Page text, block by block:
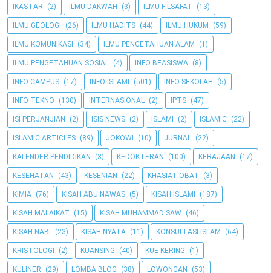
IKASTAR (2) ILMU DAKWAH (3) ILMU FILSAFAT (13)
ILMU GEOLOGI (26) ILMU HADITS (44) ILMU HUKUM (59)
ILMU KOMUNIKASI (34) ILMU PENGETAHUAN ALAM (1)
ILMU PENGETAHUAN SOSIAL (4) INFO BEASISWA (8)
INFO CAMPUS (17) INFO ISLAMI (501) INFO SEKOLAH (5)
INFO TEKNO (130) INTERNASIONAL (2) IPTS (47)
ISI PERJANJIAN (2) ISIS NEWS (2) ISLAMI (2) ISLAMIC (22)
ISLAMIC ARTICLES (89) JOKOWI (10) JURNAL (22)
KALENDER PENDIDIKAN (3) KEDOKTERAN (100) KERAJAAN (17)
KESEHATAN (43) KESENIAN (22) KHASIAT OBAT (3)
KIMIA (76) KISAH ABU NAWAS (5) KISAH ISLAMI (187)
KISAH MALAIKAT (15) KISAH MUHAMMAD SAW (46)
KISAH NABI (23) KISAH NYATA (11) KONSULTASI ISLAM (64)
KRISTOLOGI (2) KUANSING (40) KUE KERING (1)
KULINER (29) LOMBA BLOG (38) LOWONGAN (53)